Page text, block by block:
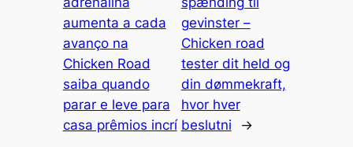
aumenta a cada
avanço na
Chicken Road
saiba quando
parar e leve para
casa prêmios incrí
gevinster –
Chicken road
tester dit held og
din dømmekraft,
hvor hver
beslutni
→